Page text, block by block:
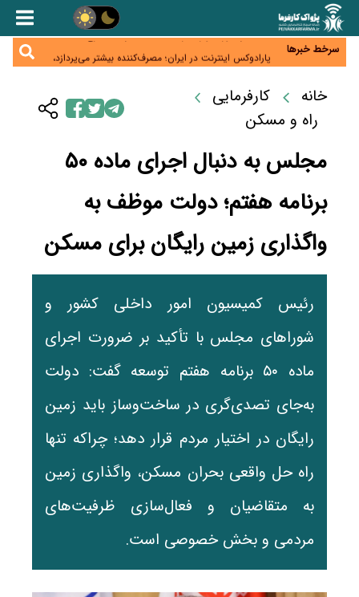
سرخط خبرها
زائران اربعین نگران ارز باقی‌مانده نباشند؛ خرید دینار در
جنگ کریدورها وارد فاز جدید شد؛ سرمایه‌گذاری ۳۴۵
میلیارد دلاری اوراسیا تا ۲۰۳۵
پارادوکس اینترنت در ایران؛ مصرف‌کننده بیشتر می‌پردازد،
شبکه کمتر توسعه می‌یابد
جدید سیاست‌های مالیاتی در حمایت از تولید
معمای تأمین ۸۰ همت معوقات بازنشستگان؛ بانک رفاه
وارد میدان شد
خانه
کارفرمایی
راه و مسکن
مجلس به دنبال اجرای ماده ۵۰
برنامه هفتم؛ دولت موظف به
واگذاری زمین رایگان برای مسکن
رئیس کمیسیون امور داخلی کشور و
شوراهای مجلس با تأکید بر ضرورت اجرای
ماده ۵۰ برنامه هفتم توسعه گفت: دولت
به‌جای تصدی‌گری در ساخت‌وساز باید زمین
رایگان در اختیار مردم قرار دهد؛ چراکه تنها
راه حل واقعی بحران مسکن، واگذاری زمین
به متقاضیان و فعال‌سازی ظرفیت‌های
مردمی و بخش خصوصی است.